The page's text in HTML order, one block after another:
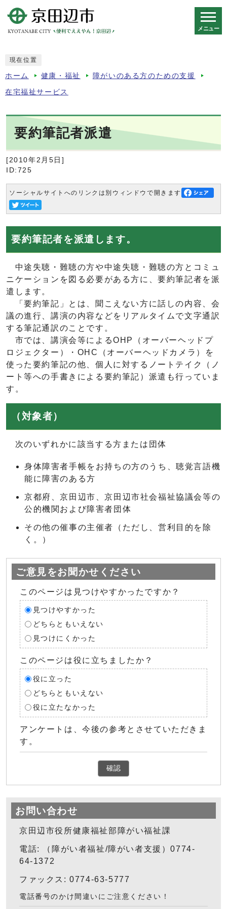
メニュー
現在位置
ホーム 健康・福祉 障がいのある方のための支援
在宅福祉サービス
要約筆記者派遣
[2010年2月5日]
ID:725
ソーシャルサイトへのリンクは別ウィンドウで開きます
要約筆記者を派遣します。
中途失聴・難聴の方や中途失聴・難聴の方とコミュ
ニケーションを図る必要がある方に、要約筆記者を派
遣します。
「要約筆記」とは、聞こえない方に話しの内容、会
議の進行、講演の内容などをリアルタイムで文字通訳
する筆記通訳のことです。
市では、講演会等によるOHP（オーバーヘッドプ
ロジェクター）・OHC（オーバーヘッドカメラ）を
使った要約筆記の他、個人に対するノートテイク（ノ
ート等への手書きによる要約筆記）派遣も行っていま
す。
（対象者）
次のいずれかに該当する方または団体
身体障害者手帳をお持ちの方のうち、聴覚言語機
能に障害のある方
京都府、京田辺市、京田辺市社会福祉協議会等の
公的機関および障害者団体
その他の催事の主催者（ただし、営利目的を除
く。）
ご意見をお聞かせください
このページは見つけやすかったですか？
見つけやすかった
どちらともいえない
見つけにくかった
このページは役に立ちましたか？
役に立った
どちらともいえない
役に立たなかった
アンケートは、今後の参考とさせていただきま
す。
確認
お問い合わせ
京田辺市役所健康福祉部障がい福祉課
電話: （障がい者福祉/障がい者支援）0774-
64-1372
ファックス: 0774-63-5777
電話番号のかけ間違いにご注意ください！